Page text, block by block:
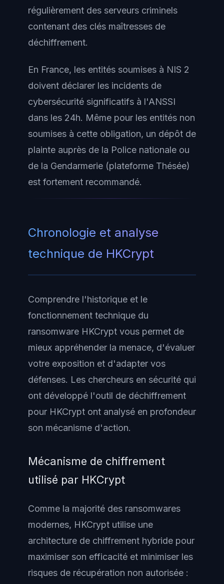
régulièrement des serveurs criminels
contenant des clés maîtresses de
déchiffrement.
En France, les entités soumises à NIS 2
doivent déclarer les incidents de
cybersécurité significatifs à l'ANSSI
dans les 24h. Même pour les entités non
soumises à cette obligation, un dépôt de
plainte auprès de la Police nationale ou
de la Gendarmerie (plateforme Thésée)
est fortement recommandé.
Chronologie et analyse
technique de HKCrypt
Comprendre l'historique et le
fonctionnement technique du
ransomware HKCrypt vous permet de
mieux appréhender la menace, d'évaluer
votre exposition et d'adapter vos
défenses. Les chercheurs en sécurité qui
ont développé l'outil de déchiffrement
pour HKCrypt ont analysé en profondeur
son mécanisme d'action.
Mécanisme de chiffrement
utilisé par HKCrypt
Comme la majorité des ransomwares
modernes, HKCrypt utilise une
architecture de chiffrement hybride pour
maximiser son efficacité et minimiser les
risques de récupération non autorisée :